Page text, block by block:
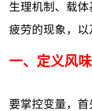
生理机制、载
疲劳的现象，以
一、定义风
要掌控变量，